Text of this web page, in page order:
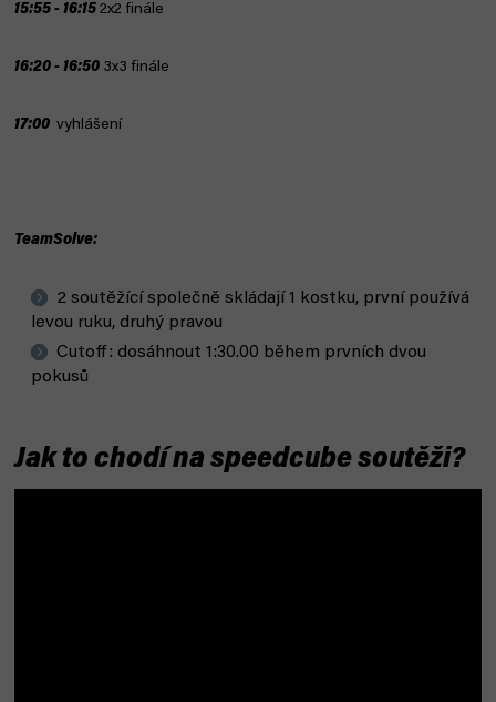
15:55 - 16:15 2x2 finále
16:20 - 16:50 3x3 finále
17:00 vyhlášení
TeamSolve:
2 soutěžící společně skládají 1 kostku, první používá
levou ruku, druhý pravou
Cutoff: dosáhnout 1:30.00 během prvních dvou
pokusů
Jak to chodí na speedcube soutěži?